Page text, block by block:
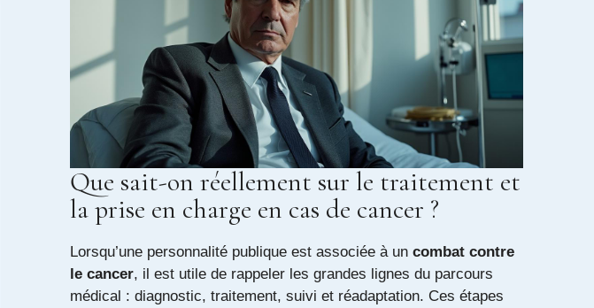
Que sait-on réellement sur le traitement et
la prise en charge en cas de cancer ?
Lorsqu’une personnalité publique est associée à un combat contre
le cancer, il est utile de rappeler les grandes lignes du parcours
médical : diagnostic, traitement, suivi et réadaptation. Ces étapes